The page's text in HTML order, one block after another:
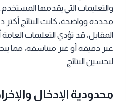
والتعليمات التي يقدمها
محددة وواضحة، كانت النتائج
المقابل، قد تؤدي التعليمات
غير دقيقة أو غير متناسقة، مما
لتحسين النتائج.
محدودية الإدخال